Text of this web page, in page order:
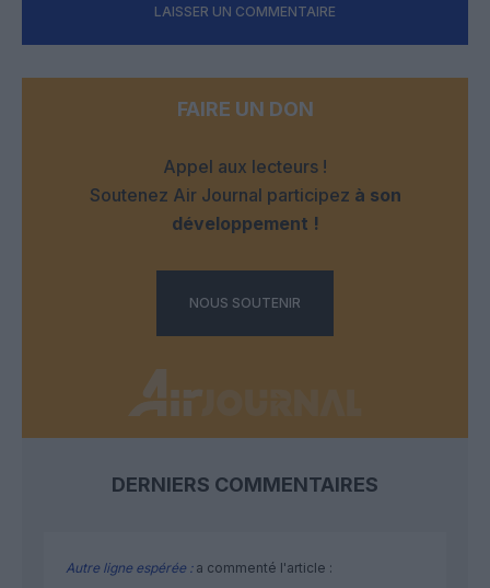
LAISSER UN COMMENTAIRE
FAIRE UN DON
Appel aux lecteurs !
Soutenez Air Journal participez à son
développement !
NOUS SOUTENIR
DERNIERS COMMENTAIRES
Autre ligne espérée :a commenté l'article :